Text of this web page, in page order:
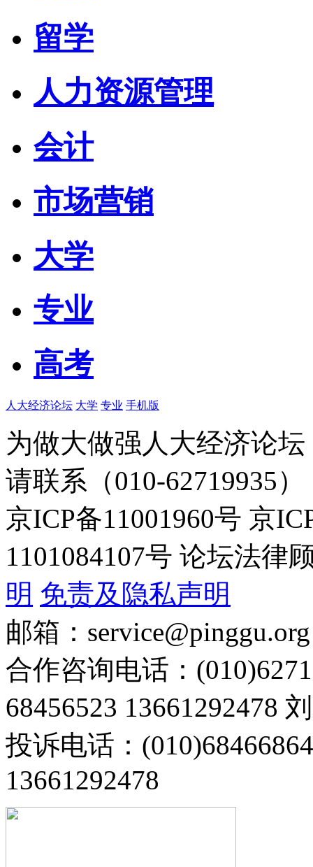
留学
人力资源管理
会计
市场营销
大学
专业
高考
人大经济论坛 大学 专业 手机版
为做大做强人大经济论
请联系（010-62719935）
京ICP备11001960号 京
1101084107号 论坛法律
明 免责及隐私声明
邮箱：service@pinggu.org
合作咨询电话：
68456523 13661292478
投诉电话：
13661292478